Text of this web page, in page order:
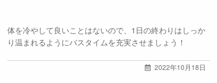
体を冷やして良いことはないので、1日の終わりはしっか
り温まれるようにバスタイムを充実させましょう！
2022年10月18日